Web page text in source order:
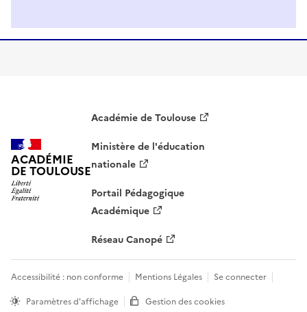
ACADÉMIE
DE TOULOUSE
Ministère de l'éducation
nationale
Portail Pédagogique